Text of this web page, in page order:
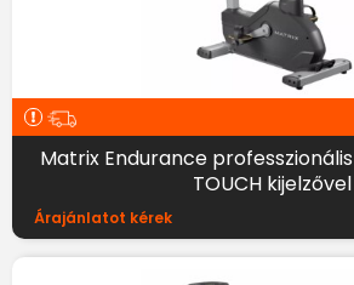
Matrix Endurance professzionális szobakerékpár
TOUCH kijelzővel
Árajánlatot kérek